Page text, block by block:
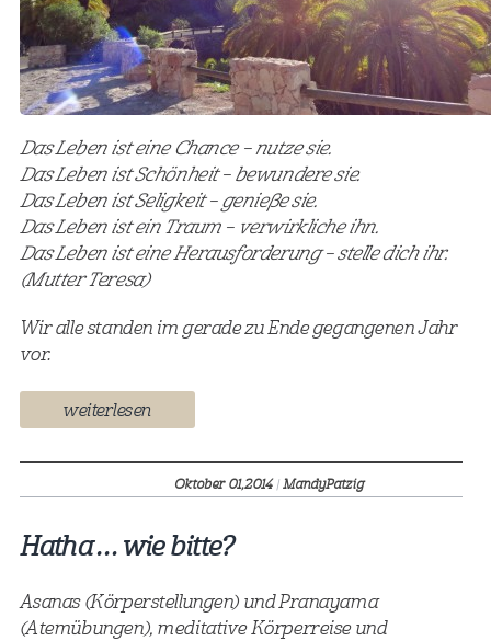
Das Leben ist eine Chance – nutze sie.
Das Leben ist Schönheit – bewundere sie.
Das Leben ist Seligkeit – genieße sie.
Das Leben ist ein Traum – verwirkliche ihn.
Das Leben ist eine Herausforderung – stelle dich ihr.
(Mutter Teresa)
Wir alle standen im gerade zu Ende gegangenen Jahr
vor.
weiterlesen
Oktober 01,2014 |MandyPatzig
Hatha … wie bitte?
Asanas (Körperstellungen) und Pranayama
(Atemübungen), meditative Körperreise und